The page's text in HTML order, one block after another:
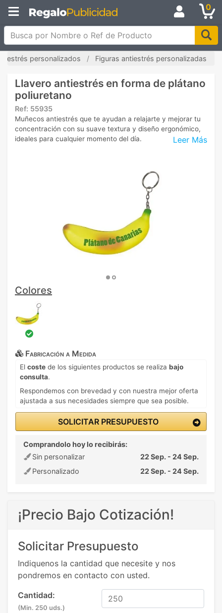
0
Busca por Nombre o Ref de Producto
personalizados Figuras antiestrés personalizadas
Llavero antiestrés en forma de plátano
poliuretano
Ref: 55935
Leer Más
Muñecos antiestrés que te ayudan a relajarte y mejorar tu
concentración con su suave textura y diseño ergonómico,
ideales para cualquier momento del día.
Colores
Fabricación a Medida
El coste de los siguientes productos se realiza bajo
consulta.
Respondemos con brevedad y con nuestra mejor oferta
ajustada a sus necesidades siempre que sea posible.
SOLICITAR PRESUPUESTO
Comprandolo hoy lo recibirás:
Sin personalizar
22 Sep. - 24 Sep.
Personalizado
22 Sep. - 24 Sep.
¡Precio Bajo Cotización!
Solicitar Presupuesto
Indiquenos la cantidad que necesite y nos
pondremos en contacto con usted.
Cantidad:
(Min. 250 uds.)